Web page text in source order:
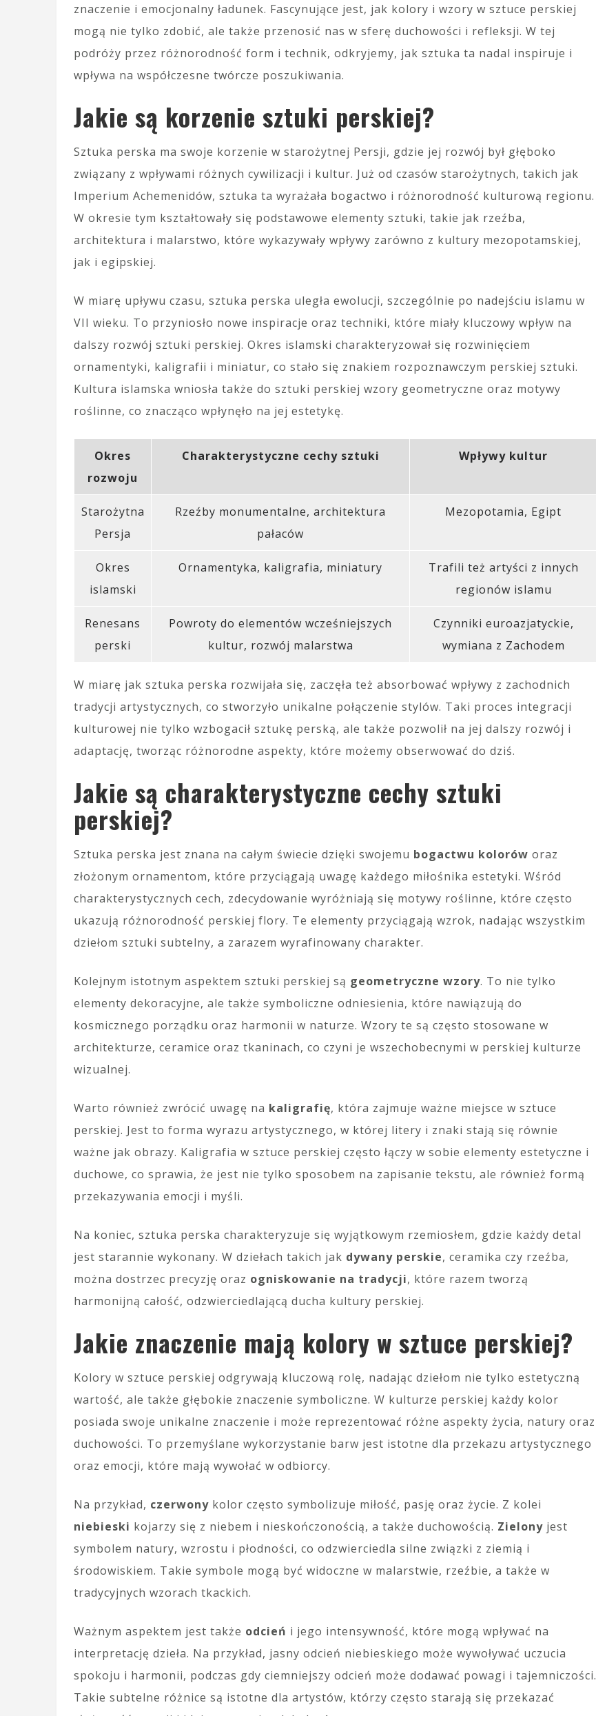
znaczenie i emocjonalny ładunek. Fascynujące jest, jak kolory i wzory w sztuce perskiej
mogą nie tylko zdobić, ale także przenosić nas w sferę duchowości i refleksji. W tej
podróży przez różnorodność form i technik, odkryjemy, jak sztuka ta nadal inspiruje i
wpływa na współczesne twórcze poszukiwania.
Jakie są korzenie sztuki perskiej?
Sztuka perska ma swoje korzenie w starożytnej Persji, gdzie jej rozwój był głęboko
związany z wpływami różnych cywilizacji i kultur. Już od czasów starożytnych, takich jak
Imperium Achemenidów, sztuka ta wyrażała bogactwo i różnorodność kulturową regionu.
W okresie tym kształtowały się podstawowe elementy sztuki, takie jak rzeźba,
architektura i malarstwo, które wykazywały wpływy zarówno z kultury mezopotamskiej,
jak i egipskiej.
W miarę upływu czasu, sztuka perska uległa ewolucji, szczególnie po nadejściu islamu w
VII wieku. To przyniosło nowe inspiracje oraz techniki, które miały kluczowy wpływ na
dalszy rozwój sztuki perskiej. Okres islamski charakteryzował się rozwinięciem
ornamentyki, kaligrafii i miniatur, co stało się znakiem rozpoznawczym perskiej sztuki.
Kultura islamska wniosła także do sztuki perskiej wzory geometryczne oraz motywy
roślinne, co znacząco wpłynęło na jej estetykę.
Okres
rozwoju
Charakterystyczne cechy sztuki Wpływy kultur
Starożytna
Persja
Rzeźby monumentalne, architektura
pałaców
Mezopotamia, Egipt
Okres
islamski
Ornamentyka, kaligrafia, miniatury
Trafili też artyści z innych
regionów islamu
Renesans
perski
Powroty do elementów wcześniejszych
kultur, rozwój malarstwa
Czynniki euroazjatyckie,
wymiana z Zachodem
W miarę jak sztuka perska rozwijała się, zaczęła też absorbować wpływy z zachodnich
tradycji artystycznych, co stworzyło unikalne połączenie stylów. Taki proces integracji
kulturowej nie tylko wzbogacił sztukę perską, ale także pozwolił na jej dalszy rozwój i
adaptację, tworząc różnorodne aspekty, które możemy obserwować do dziś.
Jakie są charakterystyczne cechy sztuki
perskiej?
Sztuka perska jest znana na całym świecie dzięki swojemu bogactwu kolorów oraz
złożonym ornamentom, które przyciągają uwagę każdego miłośnika estetyki. Wśród
charakterystycznych cech, zdecydowanie wyróżniają się motywy roślinne, które często
ukazują różnorodność perskiej flory. Te elementy przyciągają wzrok, nadając wszystkim
dziełom sztuki subtelny, a zarazem wyrafinowany charakter.
Kolejnym istotnym aspektem sztuki perskiej są geometryczne wzory. To nie tylko
elementy dekoracyjne, ale także symboliczne odniesienia, które nawiązują do
kosmicznego porządku oraz harmonii w naturze. Wzory te są często stosowane w
architekturze, ceramice oraz tkaninach, co czyni je wszechobecnymi w perskiej kulturze
wizualnej.
Warto również zwrócić uwagę na kaligrafię, która zajmuje ważne miejsce w sztuce
perskiej. Jest to forma wyrazu artystycznego, w której litery i znaki stają się równie
ważne jak obrazy. Kaligrafia w sztuce perskiej często łączy w sobie elementy estetyczne i
duchowe, co sprawia, że jest nie tylko sposobem na zapisanie tekstu, ale również formą
przekazywania emocji i myśli.
Na koniec, sztuka perska charakteryzuje się wyjątkowym rzemiosłem, gdzie każdy detal
jest starannie wykonany. W dziełach takich jak dywany perskie, ceramika czy rzeźba,
można dostrzec precyzję oraz ogniskowanie na tradycji, które razem tworzą
harmonijną całość, odzwierciedlającą ducha kultury perskiej.
Jakie znaczenie mają kolory w sztuce perskiej?
Kolory w sztuce perskiej odgrywają kluczową rolę, nadając dziełom nie tylko estetyczną
wartość, ale także głębokie znaczenie symboliczne. W kulturze perskiej każdy kolor
posiada swoje unikalne znaczenie i może reprezentować różne aspekty życia, natury oraz
duchowości. To przemyślane wykorzystanie barw jest istotne dla przekazu artystycznego
oraz emocji, które mają wywołać w odbiorcy.
Na przykład, czerwony kolor często symbolizuje miłość, pasję oraz życie. Z kolei
niebieski kojarzy się z niebem i nieskończonością, a także duchowością. Zielony jest
symbolem natury, wzrostu i płodności, co odzwierciedla silne związki z ziemią i
środowiskiem. Takie symbole mogą być widoczne w malarstwie, rzeźbie, a także w
tradycyjnych wzorach tkackich.
Ważnym aspektem jest także odcień i jego intensywność, które mogą wpływać na
interpretację dzieła. Na przykład, jasny odcień niebieskiego może wywoływać uczucia
spokoju i harmonii, podczas gdy ciemniejszy odcień może dodawać powagi i tajemniczości.
Takie subtelne różnice są istotne dla artystów, którzy często starają się przekazać